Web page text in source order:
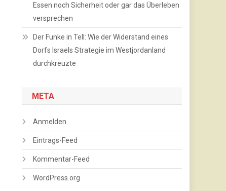
Essen noch Sicherheit oder gar das Überleben
versprechen
Der Funke in Tell: Wie der Widerstand eines
Dorfs Israels Strategie im Westjordanland
durchkreuzte
META
Anmelden
Eintrags-Feed
Kommentar-Feed
WordPress.org